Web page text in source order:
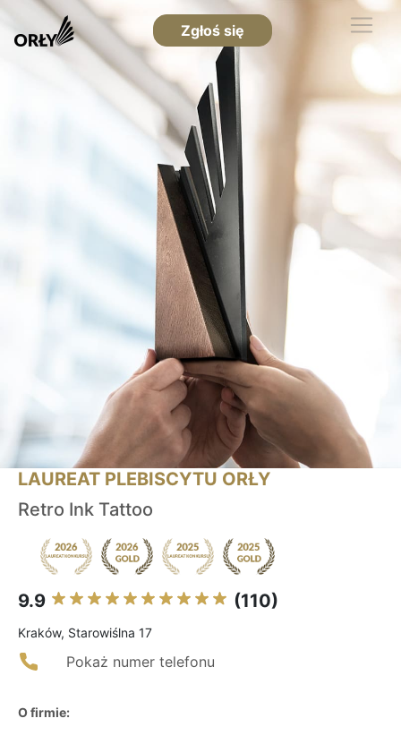
Zgłoś się
LAUREAT PLEBISCYTU ORŁY
Retro Ink Tattoo
9.9 (110)
Kraków, Starowiślna 17
Pokaż numer telefonu
O firmie: